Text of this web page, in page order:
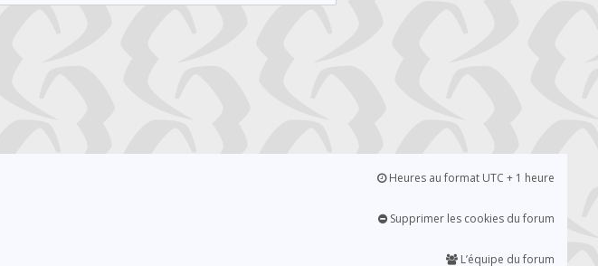
Heures au format UTC + 1 heure
Supprimer les cookies du forum
L’équipe du forum